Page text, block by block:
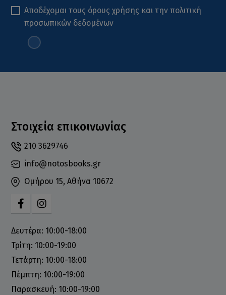
Αποδέχομαι τους όρους χρήσης και τηνπολιτική
προσωπικών δεδομένων
Στοιχεία επικοινωνίας
210 3629746
info@notosbooks.gr
Ομήρου 15, Αθήνα 10672
Δευτέρα: 10:00-18:00
Τρίτη: 10:00-19:00
Τετάρτη: 10:00-18:00
Πέμπτη: 10:00-19:00
Παρασκευή: 10:00-19:00